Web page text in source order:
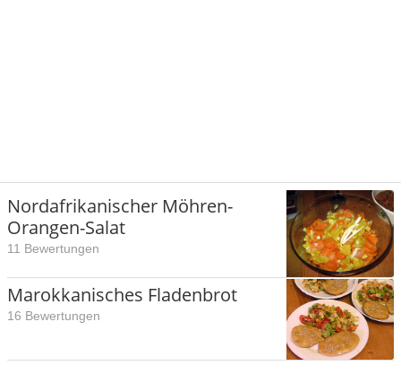
Nordafrikanischer Möhren-
Orangen-Salat
11 Bewertungen
Marokkanisches Fladenbrot
16 Bewertungen